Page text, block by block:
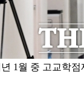
1월 중 고교학